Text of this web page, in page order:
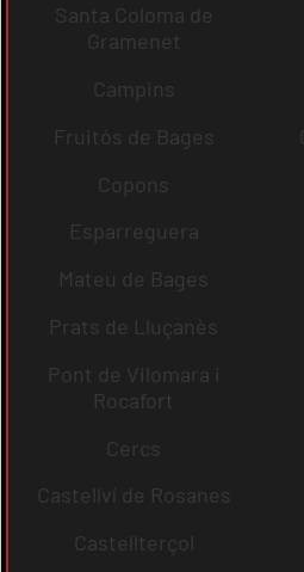
Santa Coloma de
Gramenet
Campins
Fruitós de Bages
Copons
Esparreguera
Mateu de Bages
Prats de Lluçanès
Pont de Vilomara i
Rocafort
Cercs
Castellví de Rosanes
Castellterçol